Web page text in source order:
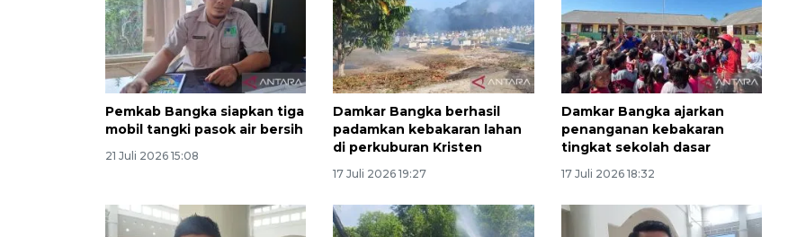
Pemkab Bangka siapkan tiga
mobil tangki pasok air bersih
21 Juli 2026 15:08
Damkar Bangka berhasil
padamkan kebakaran lahan
di perkuburan Kristen
17 Juli 2026 19:27
Damkar Bangka ajarkan
penanganan kebakaran
tingkat sekolah dasar
17 Juli 2026 18:32
Ekonomi triwulan II-2026
tumbuh 5,29 persen
2026-08-06 18:45:00